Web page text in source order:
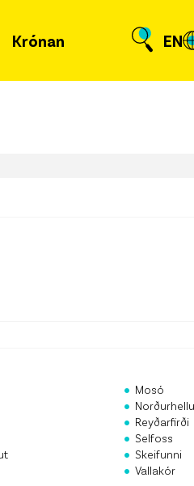
Krónan
Public API
á póstlista
EN
• Mosó
• Norðurhellu
• Reyðarfirði
• Selfoss
• Skeifunni
• Vallakór